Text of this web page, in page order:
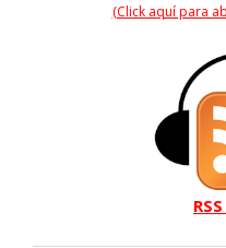
(Click aquí para